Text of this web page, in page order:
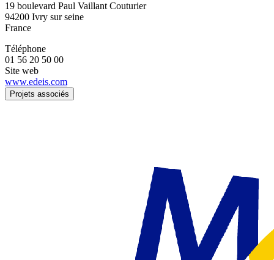
19 boulevard Paul Vaillant Couturier
94200 Ivry sur seine
France
Téléphone
01 56 20 50 00
Site web
www.edeis.com
Projets associés